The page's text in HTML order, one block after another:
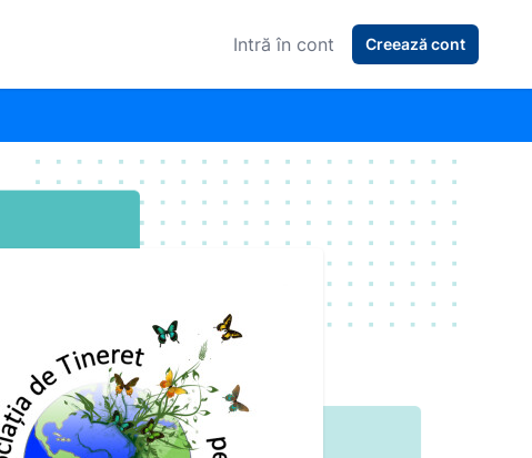
Intră în cont Creează cont